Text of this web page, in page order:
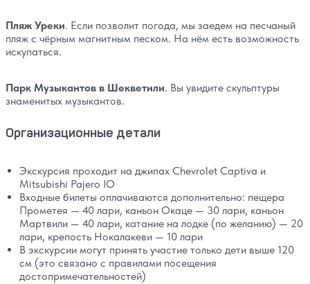
Пляж Уреки. Если позволит погода, мы заедем на песчаный
пляж с чёрным магнитным песком. На нём есть возможность
искупаться.
Парк Музыкантов в Шекветили. Вы увидите скульптуры
знаменитых музыкантов.
Организационные детали
Экскурсия проходит на джипах Chevrolet Captiva и
Mitsubishi Pajero IO
Входные билеты оплачиваются дополнительно: пещера
Прометея — 40 лари, каньон Окаце — 30 лари, каньон
Мартвили — 40 лари, катание на лодке (по желанию) — 20
лари, крепость Нокалакеви — 10 лари
В экскурсии могут принять участие только дети выше 120
см (это связано с правилами посещения
достопримечательностей)